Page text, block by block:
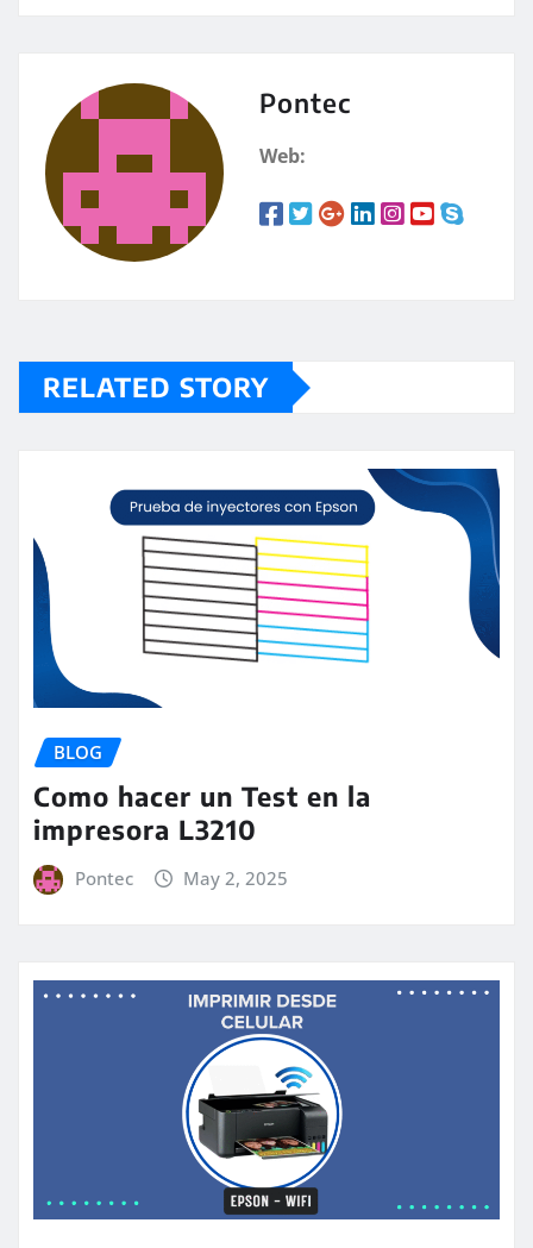
Pontec
Web:
RELATED STORY
BLOG
Como hacer un Test en la
impresora L3210
Pontec May 2, 2025